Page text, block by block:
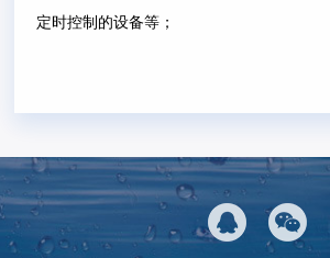
定时控制的设备等；